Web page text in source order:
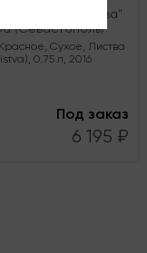
Репин "Листва"
(Севастополь)
Красное, Сухое, Листва
, 0.75 л, 2016
Под заказ
6 195 ₽